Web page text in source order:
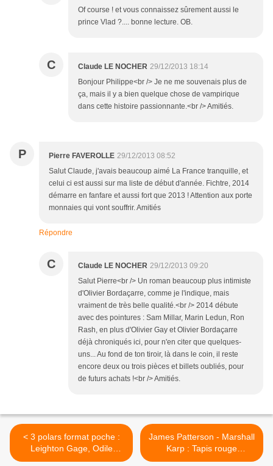
Of course ! et vous connaissez sûrement aussi le
prince Vlad ?.... bonne lecture. OB.
C Claude LE NOCHER 29/12/2013 18:14
Bonjour Philippe<br /> Je ne me souvenais plus de
ça, mais il y a bien quelque chose de vampirique
dans cette histoire passionnante.<br /> Amitiés.
P Pierre FAVEROLLE 29/12/2013 08:52
Salut Claude, j'avais beaucoup aimé La France tranquille, et
celui ci est aussi sur ma liste de début d'année. Fichtre, 2014
démarre en fanfare et aussi fort que 2013 ! Attention aux porte
monnaies qui vont souffrir. Amitiés
Répondre
C Claude LE NOCHER 29/12/2013 09:20
Salut Pierre<br /> Un roman beaucoup plus intimiste
d'Olivier Bordaçarre, comme je l'indique, mais
vraiment de très belle qualité.<br /> 2014 débute
avec des pointures : Sam Millar, Marin Ledun, Ron
Rash, en plus d'Olivier Gay et Olivier Bordaçarre
déjà chroniqués ici, pour n'en citer que quelques-
uns... Au fond de ton tiroir, là dans le coin, il reste
encore deux ou trois pièces et billets oubliés, pour
de futurs achats !<br /> Amitiés.
< 3 polars format poche :
Leighton Gage, Odile
Bouhier, Thomas H.Cook
James Patterson - Marshall
Karp : Tapis rouge
(Éd.L'Archipel, 2014) >